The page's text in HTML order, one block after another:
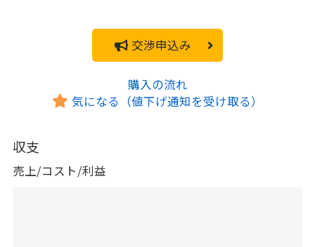
交渉申込み
購入の流れ
気になる（値下げ通知を受け取る）
収支
売上/コスト/利益